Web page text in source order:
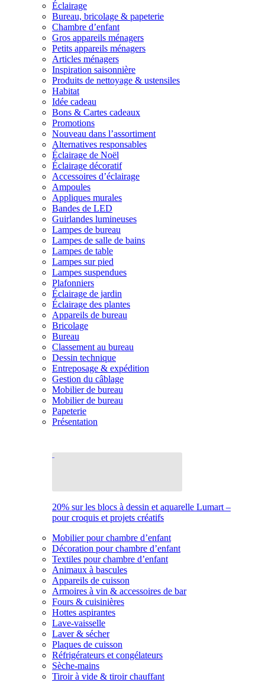
Éclairage
Bureau, bricolage & papeterie
Chambre d’enfant
Gros appareils ménagers
Petits appareils ménagers
Articles ménagers
Inspiration saisonnière
Produits de nettoyage & ustensiles
Habitat
Idée cadeau
Bons & Cartes cadeaux
Promotions
Nouveau dans l’assortiment
Alternatives responsables
Éclairage de Noël
Éclairage décoratif
Accessoires d’éclairage
Ampoules
Appliques murales
Bandes de LED
Guirlandes lumineuses
Lampes de bureau
Lampes de salle de bains
Lampes de table
Lampes sur pied
Lampes suspendues
Plafonniers
Éclairage de jardin
Éclairage des plantes
Appareils de bureau
Bricolage
Bureau
Classement au bureau
Dessin technique
Entreposage & expédition
Gestion du câblage
Mobilier de bureau
Mobilier de bureau
Papeterie
Présentation
20% sur les blocs à dessin et aquarelle Lumart –
pour croquis et projets créatifs
Mobilier pour chambre d’enfant
Décoration pour chambre d’enfant
Textiles pour chambre d’enfant
Animaux à bascules
Appareils de cuisson
Armoires à vin & accessoires de bar
Fours & cuisinières
Hottes aspirantes
Lave-vaisselle
Laver & sécher
Plaques de cuisson
Réfrigérateurs et congélateurs
Sèche-mains
Tiroir à vide & tiroir chauffant